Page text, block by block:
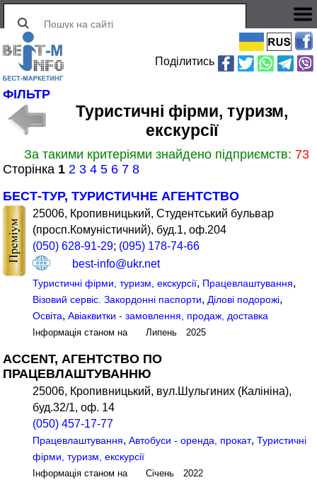
Поділитись
ФІЛЬТР
Туристичні фірми, туризм,
екскурсії
За такими критеріями знайдено підприємств: 73
Сторінка 12 3 4 5 6 7 8
БЕСТ-ТУР, ТУРИСТИЧНЕ АГЕНТСТВО
25006, Кропивницький, Студентський бульвар
(просп.Комуністичний), буд.1, оф.204
(050) 628-91-29; (095) 178-74-66
best-info@ukr.net
Туристичні фірми, туризм, екскурсії, Працевлаштування,
Візовий сервіс. Закордонні паспорти, Ділові подорожі,
Освіта,Авіаквитки - замовлення, продаж, доставка
Інформація станом на Липень 2025
ACCENT, АГЕНТСТВО ПО
ПРАЦЕВЛАШТУВАННЮ
25006, Кропивницький, вул.Шульгиних (Калініна),
буд.32/1, оф. 14
(050) 457-17-77
Працевлаштування,Автобуси - оренда, прокат,Туристичні
фірми, туризм, екскурсії
Інформація станом на Січень 2022